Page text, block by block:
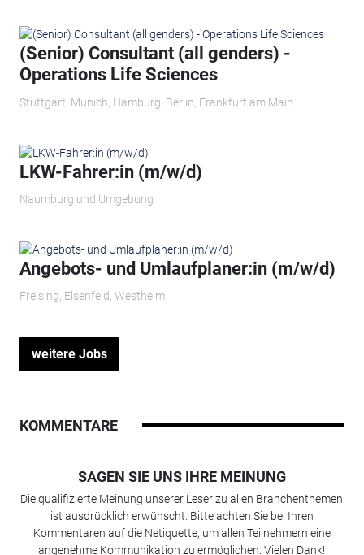
(Senior) Consultant (all genders) -
Operations Life Sciences
Stuttgart, Munich, Hamburg, Berlin, Frankfurt am Main
LKW-Fahrer:in (m/w/d)
Naumburg und Umgebung
Angebots- und Umlaufplaner:in (m/w/d)
Freising, Elsenfeld, Westheim
weitere Jobs
KOMMENTARE
SAGEN SIE UNS IHRE MEINUNG
Die qualifizierte Meinung unserer Leser zu allen Branchenthemen
ist ausdrücklich erwünscht. Bitte achten Sie bei Ihren
Kommentaren auf die Netiquette, um allen Teilnehmern eine
angenehme Kommunikation zu ermöglichen. Vielen Dank!